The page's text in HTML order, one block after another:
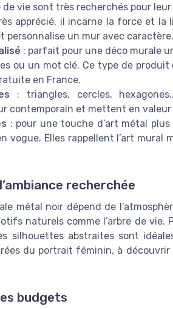
de vie sont très recherchés pour
apprécié, il incarne la force et la
personnalise un mur avec caractère.
: parfait pour une déco murale
ou un mot clé. Ce type de
en France.
: triangles, cercles,
contemporain et mettent en valeur
: pour une touche d’art métal
vogue. Elles rappellent l’art mural
recherchée
métal noir dépend de
naturels comme l’arbre de
silhouettes abstraites sont
du portrait féminin, à découvrir
budgets